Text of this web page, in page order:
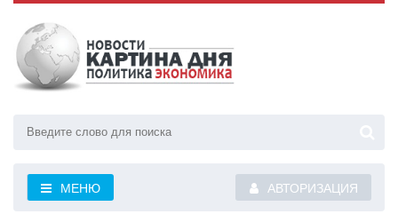
АВТОРИЗАЦИЯ
МЕНЮ